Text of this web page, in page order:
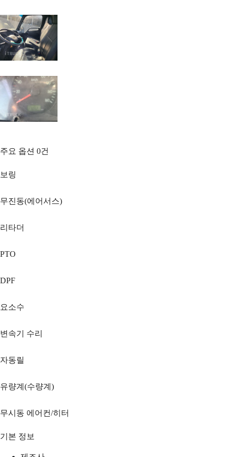
주요 옵션 0건
보링
무진동(에어서스)
리타더
PTO
DPF
요소수
변속기 수리
자동릴
유량계(수량계)
무시동 에어컨/히터
기본 정보